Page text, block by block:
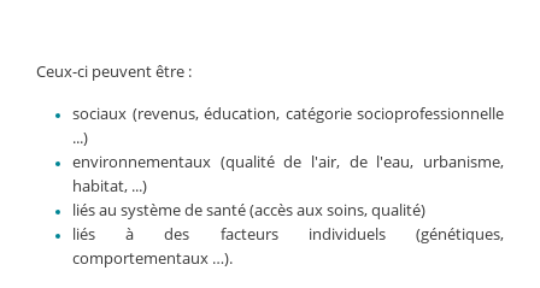
Ceux-ci peuvent être :
sociaux (revenus, éducation, catégorie socioprofessionnelle
...)
environnementaux (qualité de l'air, de l'eau, urbanisme,
habitat, ...)
liés au système de santé (accès aux soins, qualité)
liés à des facteurs individuels (génétiques,
comportementaux …).